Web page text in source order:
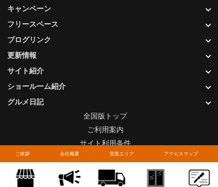
ご挨拶 会社概要 営業エリア アクセスマップ
更新情報
サイト紹介
ショールーム紹介
グルメ日記
キャンペーン
フリースペース
ブログリンク
全国版トップ
ご利用案内
サイト利用条件
プライバシーポリシー
関連リンク
お問い合わせについて